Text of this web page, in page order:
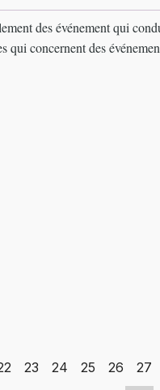
des événement qui
concernent des
23 24 25 26 27